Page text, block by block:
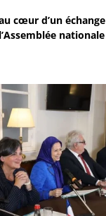
cœur d’un
l’Assemblée nationale